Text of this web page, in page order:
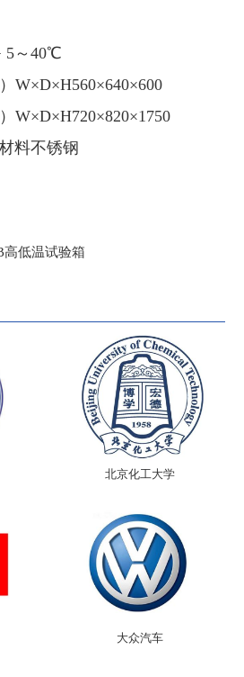
～40℃
料不锈钢
高低温试验箱
北京化工大学
大众汽车